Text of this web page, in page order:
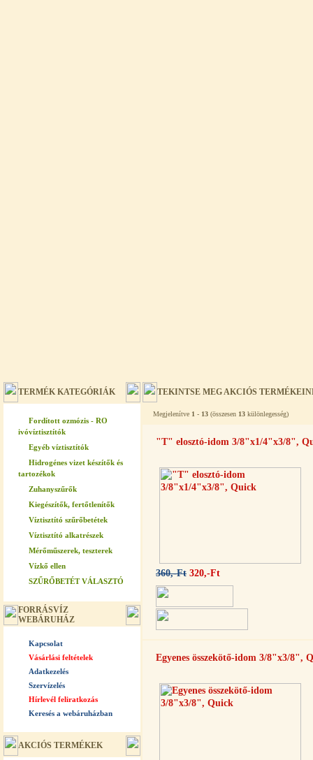
TERMÉK KATEGÓRIÁK
Fordított ozmózis - RO
ivóvíztisztítók
Egyéb víztisztítók
Hidrogénes vizet készítők és
tartozékok
Zuhanyszűrők
Kiegészítők, fertőtlenítők
Víztisztító szűrőbetétek
Víztisztító alkatrészek
Mérőműszerek, teszterek
Vízkő ellen
SZŰRŐBETÉT VÁLASZTÓ
FORRÁSVÍZ
WEBÁRUHÁZ
Kapcsolat
Vásárlási feltételek
Adatkezelés
Szervízelés
Hírlevél feliratkozás
Keresés a webáruházban
AKCIÓS TERMÉKEK
TEKINTSE MEG AKCIÓS
Megjelenítve 1 - 13 (összesen 13 különlegesség)
"T" elosztó-idom 3/8"x1/4"x3/8",
360,-Ft 320,-Ft
Egyenes összekötő-idom 3/8"x3/8",